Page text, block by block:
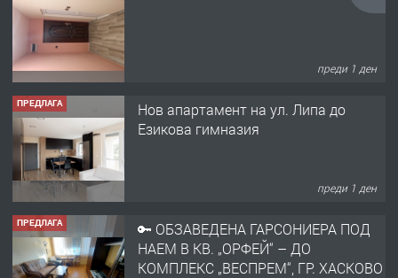
преди 1 ден
ПРЕДЛАГА
Нов апартамент на ул. Липа до
Езикова гимназия
преди 1 ден
ПРЕДЛАГА
🔑 ОБЗАВЕДЕНА ГАРСОНИЕРА ПОД
НАЕМ В КВ. „ОРФЕЙ“ – ДО
КОМПЛЕКС „ВЕСПРЕМ“, ГР. ХАСКОВО